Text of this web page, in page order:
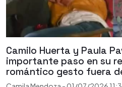
Camilo Huerta y Paula
importante paso en su
romántico gesto fuera